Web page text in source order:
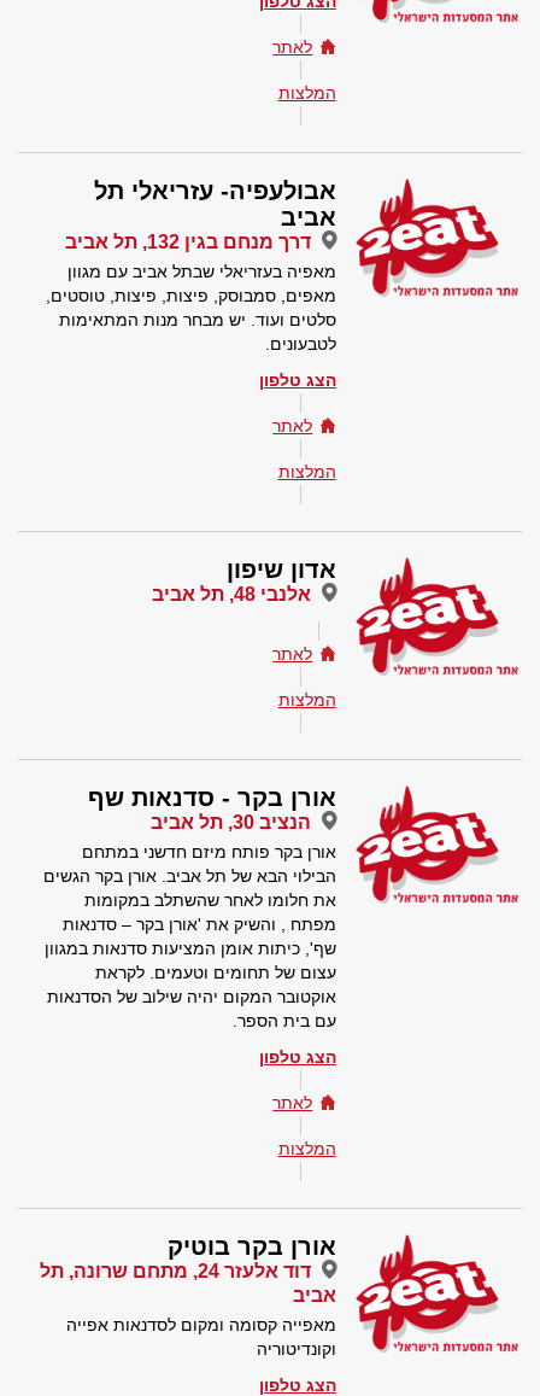
לאתר
המלצות
אבולעפיה- עזריאלי תל
אביב
דרך מנחם בגין 132, תל אביב
מאפיה בעזריאלי שבתל אביב עם מגוון
מאפים, סמבוסק, פיצות, פיצות, טוסטים,
סלטים ועוד. יש מבחר מנות המתאימות
לטבעונים.
הצג טלפון
לאתר
המלצות
אדון שיפון
אלנבי 48, תל אביב
לאתר
המלצות
אורן בקר - סדנאות שף
הנציב 30, תל אביב
אורן בקר פותח מיזם חדשני במתחם
הבילוי הבא של תל אביב. אורן בקר הגשים
את חלומו לאחר שהשתלב במקומות
מפתח , והשיק את 'אורן בקר – סדנאות
שף', כיתות אומן המציעות סדנאות במגוון
עצום של תחומים וטעמים. לקראת
אוקטובר המקום יהיה שילוב של הסדנאות
עם בית הספר.
הצג טלפון
לאתר
המלצות
אורן בקר בוטיק
דוד אלעזר 24, מתחם שרונה, תל
אביב
מאפייה קסומה ומקום לסדנאות אפייה
וקונדיטוריה
הצג טלפון